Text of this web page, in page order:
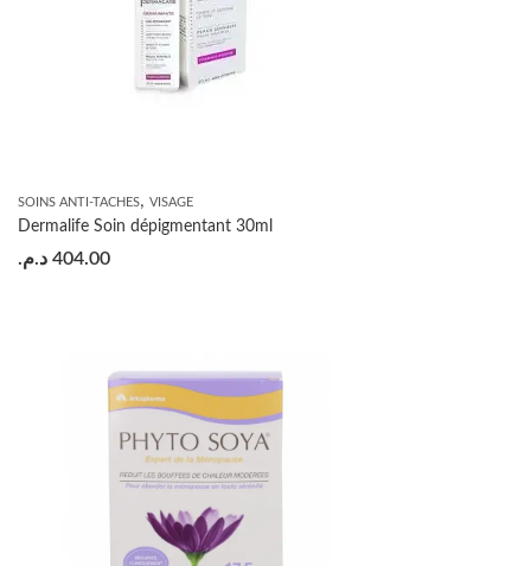
SOINS ANTI-TACHES, VISAGE
Dermalife Soin dépigmentant 30ml
404.00 د.م.